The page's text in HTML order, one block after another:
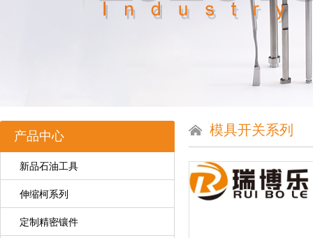
产品中心
新品石油工具
伸缩柯系列
定制精密镶件
模具开关系列